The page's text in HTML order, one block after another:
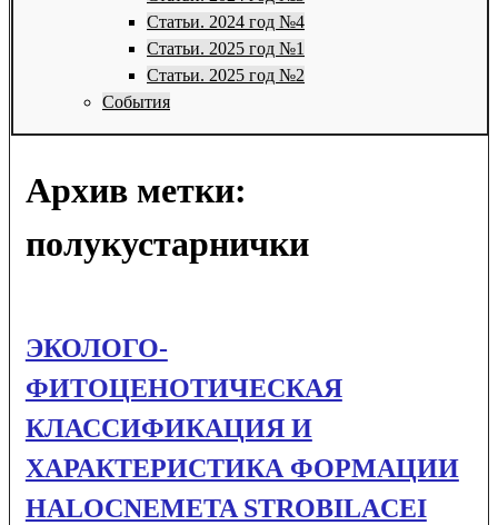
Статьи. 2024 год №4
Статьи. 2025 год №1
Статьи. 2025 год №2
События
Архив метки:
полукустарнички
ЭКОЛОГО-
ФИТОЦЕНОТИЧЕСКАЯ
КЛАССИФИКАЦИЯ И
ХАРАКТЕРИСТИКА ФОРМАЦИИ
HALOCNEMETA STROBILACEI